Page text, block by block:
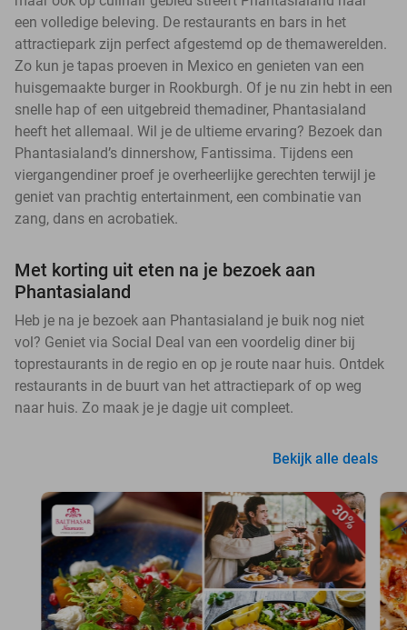
een volledige beleving. De restaurants en bars in het
attractiepark zijn perfect afgestemd op de themawerelden.
Zo kun je tapas proeven in Mexico en genieten van een
huisgemaakte burger in Rookburgh. Of je nu zin hebt in een
snelle hap of een uitgebreid themadiner, Phantasialand
heeft het allemaal. Wil je de ultieme ervaring? Bezoek dan
Phantasialand’s dinnershow, Fantissima. Tijdens een
viergangendiner proef je overheerlijke gerechten terwijl je
geniet van prachtig entertainment, een combinatie van
zang, dans en acrobatiek.
Met korting uit eten na je bezoek aan
Phantasialand
Heb je na je bezoek aan Phantasialand je buik nog niet
vol? Geniet via Social Deal van een voordelig diner bij
toprestaurants in de regio en op je route naar huis. Ontdek
restaurants in de buurt van het attractiepark of op weg
naar huis. Zo maak je je dagje uit compleet.
Bekijk alle deals
30%